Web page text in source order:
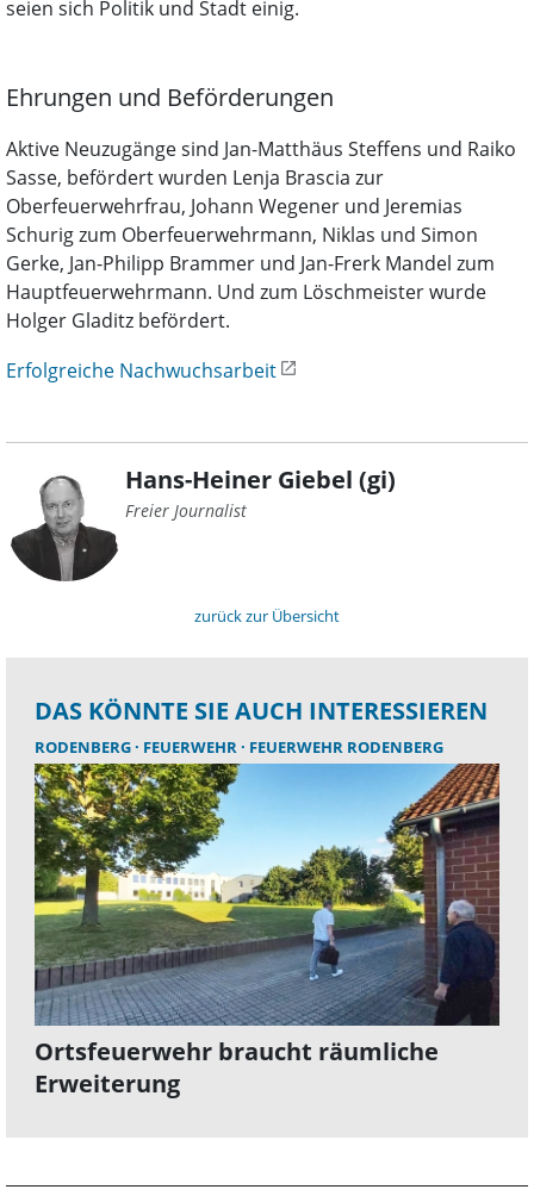
seien sich Politik und Stadt einig.
Ehrungen und Beförderungen
Aktive Neuzugänge sind Jan-Matthäus Steffens und Raiko
Sasse, befördert wurden Lenja Brascia zur
Oberfeuerwehrfrau, Johann Wegener und Jeremias
Schurig zum Oberfeuerwehrmann, Niklas und Simon
Gerke, Jan-Philipp Brammer und Jan-Frerk Mandel zum
Hauptfeuerwehrmann. Und zum Löschmeister wurde
Holger Gladitz befördert.
Erfolgreiche Nachwuchsarbeit
Hans-Heiner Giebel (gi)
Freier Journalist
zurück zur Übersicht
DAS KÖNNTE SIE AUCH INTERESSIEREN
RODENBERG FEUERWEHR FEUERWEHR RODENBERG
Ortsfeuerwehr braucht räumliche
Erweiterung